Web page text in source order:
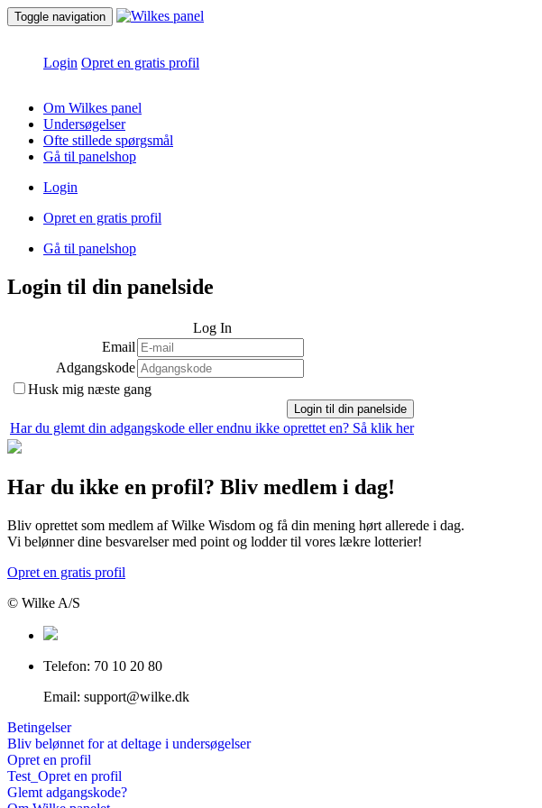
Toggle navigation
Login Opret en gratis profil
Om Wilkes panel
Undersøgelser
Ofte stillede spørgsmål
Gå til panelshop
Login
Opret en gratis profil
Gå til panelshop
Login til din panelside
Log In
Email
Adgangskode
Husk mig næste gang
Har du glemt din adgangskode eller endnu ikke oprettet en? Så klik her
Har du ikke en profil? Bliv medlem i dag!
Bliv oprettet som medlem af Wilke Wisdom og få din mening hørt allerede i dag.
Vi belønner dine besvarelser med point og lodder til vores lækre lotterier!
Opret en gratis profil
© Wilke A/S
Telefon: 70 10 20 80
Email: support@wilke.dk
Betingelser
Bliv belønnet for at deltage i undersøgelser
Opret en profil
Test_Opret en profil
Glemt adgangskode?